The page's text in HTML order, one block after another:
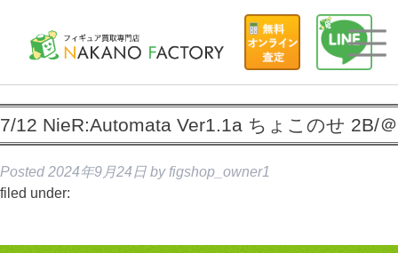
7/12 NieR:Automata Ver1.1a ちょこのせ 2B/＠
Posted 2024年9月24日 by figshop_owner1
filed under: